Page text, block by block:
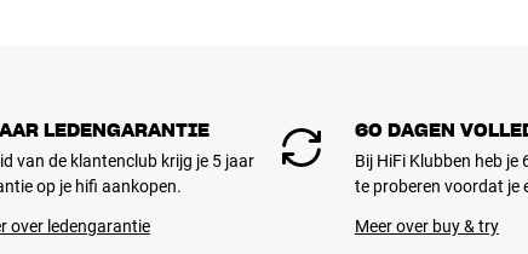
LEDENGARANTIE
van de klantenclub krijg je 5 jaar
op je hifi aankopen.
over ledengarantie
60 DAGEN
Bij HiFi Klubben heb
te proberen voordat je
Meer over buy & try